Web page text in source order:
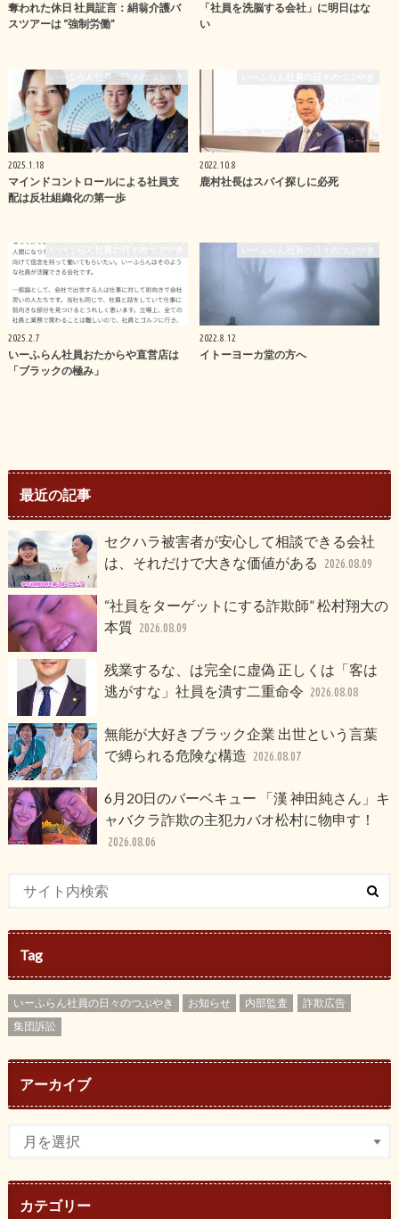
奪われた休日 社員証言：絹翁介護バ
スツアーは “強制労働”
「社員を洗脳する会社」に明日はな
い
いーふらん社員の日々のつぶやき
2025.1.18
マインドコントロールによる社員支
配は反社組織化の第一歩
2022.10.8
鹿村社長はスパイ探しに必死
いーふらん社員の日々のつぶやき
2025.2.7
いーふらん社員おたからや直営店は
「ブラックの極み」
2022.8.12
イトーヨーカ堂の方へ
最近の記事
セクハラ被害者が安心して相談できる会社
は、それだけで大きな価値がある
2026.08.09
“社員をターゲットにする詐欺師” 松村翔大の
本質 2026.08.09
残業するな、は完全に虚偽 正しくは「客は
逃がすな」社員を潰す二重命令 2026.08.08
無能が大好きブラック企業 出世という言葉
で縛られる危険な構造 2026.08.07
6月20日のバーベキュー 「漢 神田純さん」キ
ャバクラ詐欺の主犯カバオ松村に物申す！
2026.08.06
Tag
いーふらん社員の日々のつぶやき お知らせ 内部監査
詐欺広告
集団訴訟
アーカイブ
カテゴリー